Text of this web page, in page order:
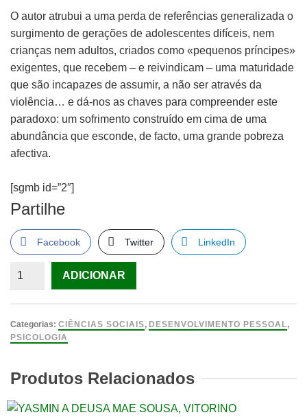
O autor atrubui a uma perda de referências generalizada o
surgimento de gerações de adolescentes difíceis, nem
crianças nem adultos, criados como «pequenos príncipes»
exigentes, que recebem – e reivindicam – uma maturidade
que são incapazes de assumir, a não ser através da
violência… e dá-nos as chaves para compreender este
paradoxo: um sofrimento construído em cima de uma
abundância que esconde, de facto, uma grande pobreza
afectiva.
[sgmb id=”2″]
Partilhe
Facebook Twitter LinkedIn
Quantidade
Complexo
do
Jacques-
Malarewicz
ADICIONAR
Categorias: CIÊNCIAS SOCIAIS, DESENVOLVIMENTO PESSOAL,
PSICOLOGIA
Produtos Relacionados